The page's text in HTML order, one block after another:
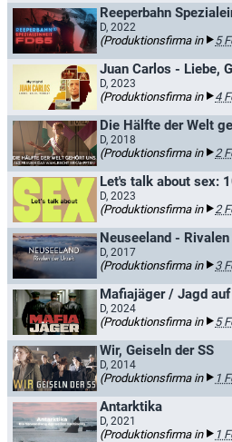
Reeperbahn
D, 2022
(Produktionsfirma in 5
Juan Carlos - Liebe,
D, 2023
(Produktionsfirma in 4
D, 2018
(Produktionsfirma in 2
Let's talk about sex:
D, 2023
(Produktionsfirma in 2
Neuseeland -
D, 2017
(Produktionsfirma in 3
D, 2024
(Produktionsfirma in 5
Wir, Geiseln der SS
D, 2014
(Produktionsfirma in 1
Antarktika
D, 2021
(Produktionsfirma in 1